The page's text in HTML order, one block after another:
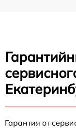
Гарантия от